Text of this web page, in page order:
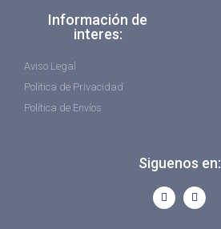
Información de
interes:
Aviso Legal
Política de Privacidad
Política de Envíos
Siguenos en: